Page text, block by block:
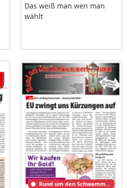
Das weiß man wen man
wählt
Rund um den Schwammerlturm